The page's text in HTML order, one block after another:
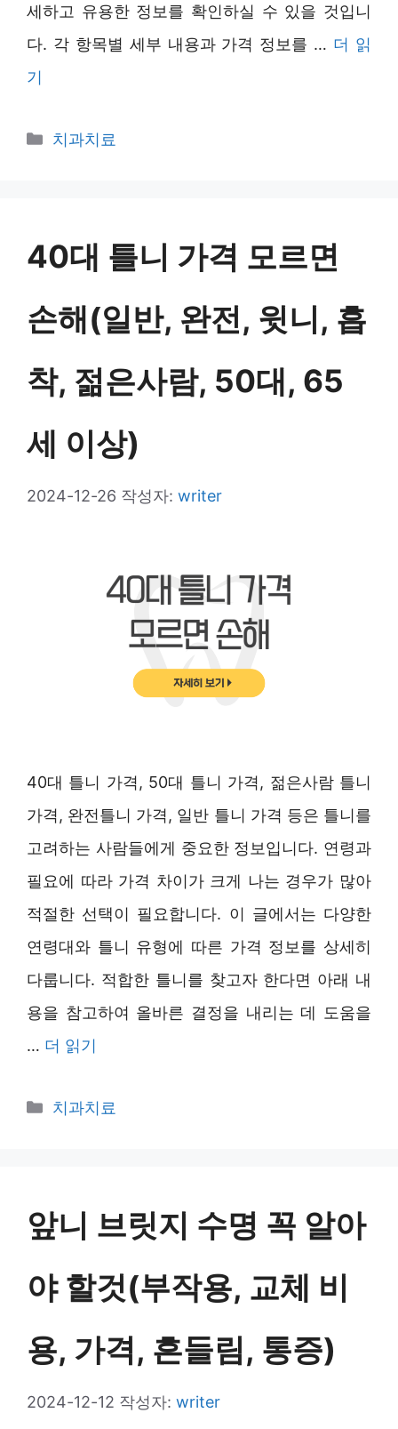
세하고 유용한 정보를 확인하실 수 있을 것입니
다. 각 항목별 세부 내용과 가격 정보를 … 더 읽
기
카
치과치료
40대 틀니 가격 모르면
손해(일반, 완전, 윗니, 흡
착, 젊은사람, 50대, 65
세 이상)
2024-12-26 작성자: writer
40대 틀니 가격, 50대 틀니 가격, 젊은사람 틀니
가격, 완전틀니 가격, 일반 틀니 가격 등은 틀니를
고려하는 사람들에게 중요한 정보입니다. 연령과
필요에 따라 가격 차이가 크게 나는 경우가 많아
적절한 선택이 필요합니다. 이 글에서는 다양한
연령대와 틀니 유형에 따른 가격 정보를 상세히
다룹니다. 적합한 틀니를 찾고자 한다면 아래 내
용을 참고하여 올바른 결정을 내리는 데 도움을
… 더 읽기
카
치과치료
앞니 브릿지 수명 꼭 알아
야 할것(부작용, 교체 비
용, 가격, 흔들림, 통증)
2024-12-12 작성자: writer